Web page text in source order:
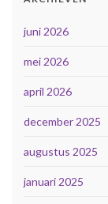
juni 2026
mei 2026
april 2026
december 2025
augustus 2025
januari 2025